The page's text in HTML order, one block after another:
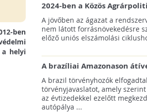
ben
a helyi
2024-ben a Közös
keretein belül az
pályázatok az elsők között
majd meg
A jövőben az ágazat a
nem látott forrásnövekedésre
előző uniós elszámolási
A brazíliai Amazonason
autópálya robbanásszerű
erdőirtást indíthat el
A brazil törvényhozók
törvényjavaslatot, amely
az évtizedekkel ezelőtt
autópálya ...